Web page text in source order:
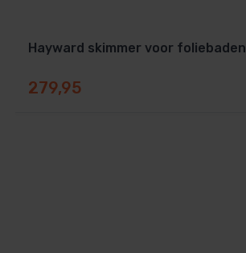
Hayward skimmer voor foliebaden
279,95